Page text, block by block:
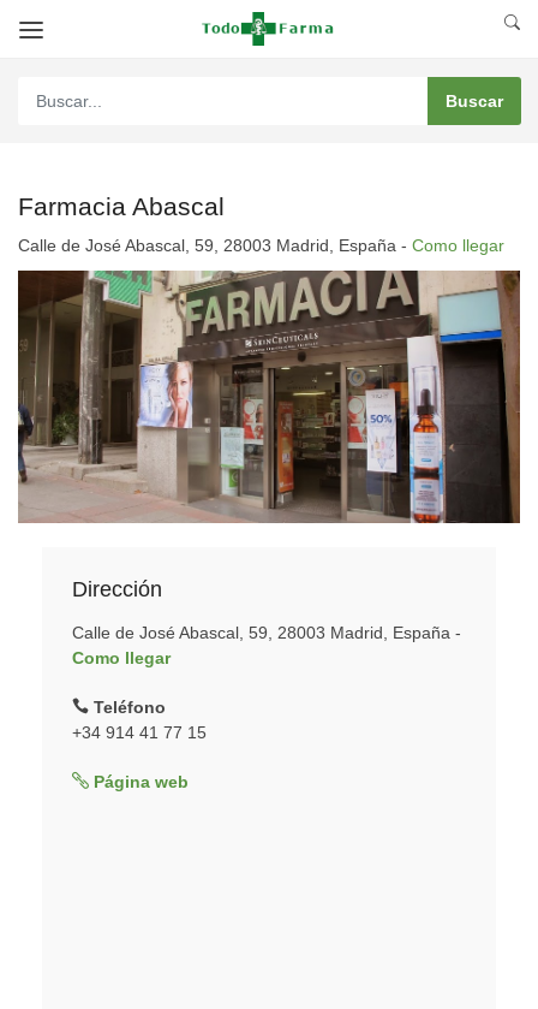
Farmacia Abascal
Calle de José Abascal, 59, 28003 Madrid, España - Como llegar
Dirección
Calle de José Abascal, 59, 28003 Madrid, España -
Como llegar
Teléfono
+34 914 41 77 15
Página web